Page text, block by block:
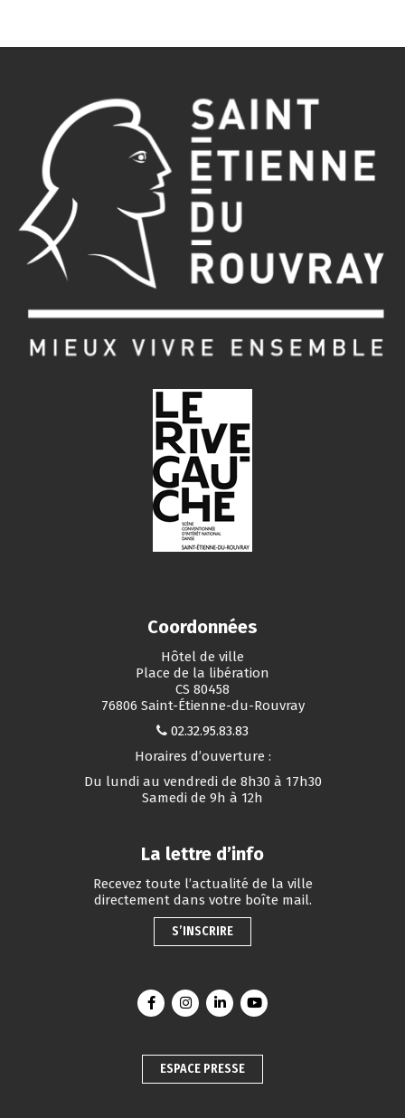
Coordonnées
Hôtel de ville
Place de la libération
CS 80458
76806 Saint-Étienne-du-Rouvray
02.32.95.83.83
Horaires d’ouverture :
Du lundi au vendredi de 8h30 à 17h30
Samedi de 9h à 12h
La lettre d’info
Recevez toute l’actualité de la ville
directement dans votre boîte mail.
S’INSCRIRE
Lien vers le compte Facebook
Lien vers le compte Instagram
Lien vers le compte Linkedin
Lien vers la chaîne
ESPACE PRESSE